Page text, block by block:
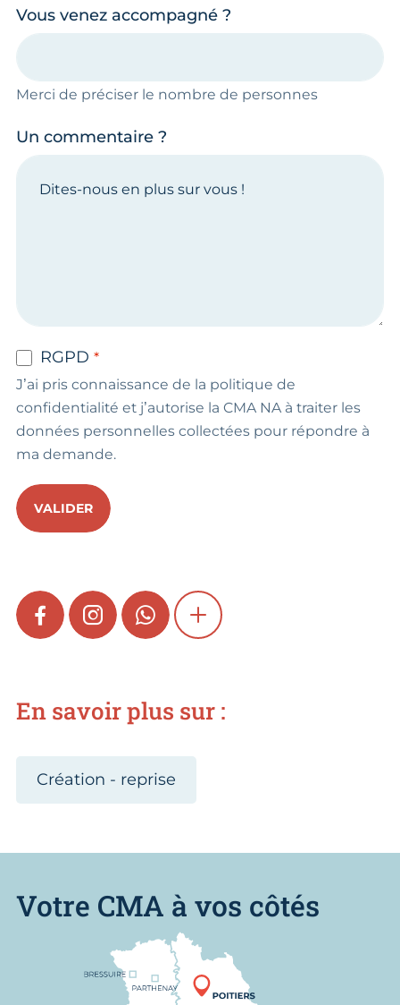
Vous venez accompagné ?
Merci de préciser le nombre de personnes
Un commentaire ?
RGPD
J’ai pris connaissance de la politique de
confidentialité et j’autorise la CMA NA à traiter les
données personnelles collectées pour répondre à
ma demande.
VALIDER
FACEBOOKINSTAGRAMWHATSAPPSHOW MORE
En savoir plus sur :
Création - reprise
Votre CMA à vos côtés